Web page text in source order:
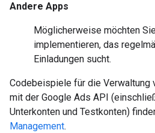
Andere Apps
Möglicherweise möchten
implementieren, das
Einladungen sucht.
Codebeispiele für die Verwaltung
mit der Google Ads API
Unterkonten und Testkonten)
Management.